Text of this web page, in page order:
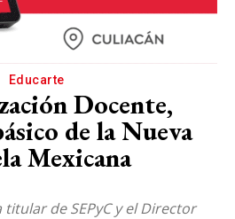
Educarte
Docente,
de la Nueva
Mexicana
de SEPyC y el Director